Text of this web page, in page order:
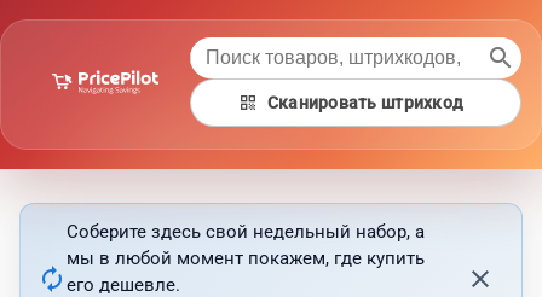
search
qr_code Сканировать штрихкод
autorenew
Соберите здесь свой недельный набор, а
мы в любой момент покажем, где купить
его дешевле.
close